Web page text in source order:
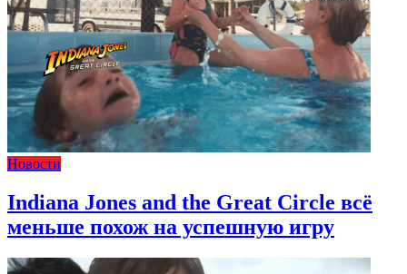
Новости
Indiana Jones and the Great Circle всё
меньше похож на успешную игру